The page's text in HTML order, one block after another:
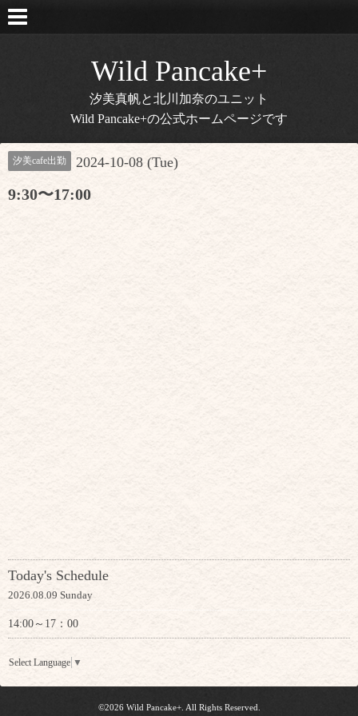
Wild Pancake+
汐美真帆と北川加奈のユニット
Wild Pancake+の公式ホームページです
汐美cafe出勤 2024-10-08 (Tue)
9:30〜17:00
Today's Schedule
2026.08.09 Sunday
14:00～17：00
Select Language ▼
©2026 Wild Pancake+. All Rights Reserved.